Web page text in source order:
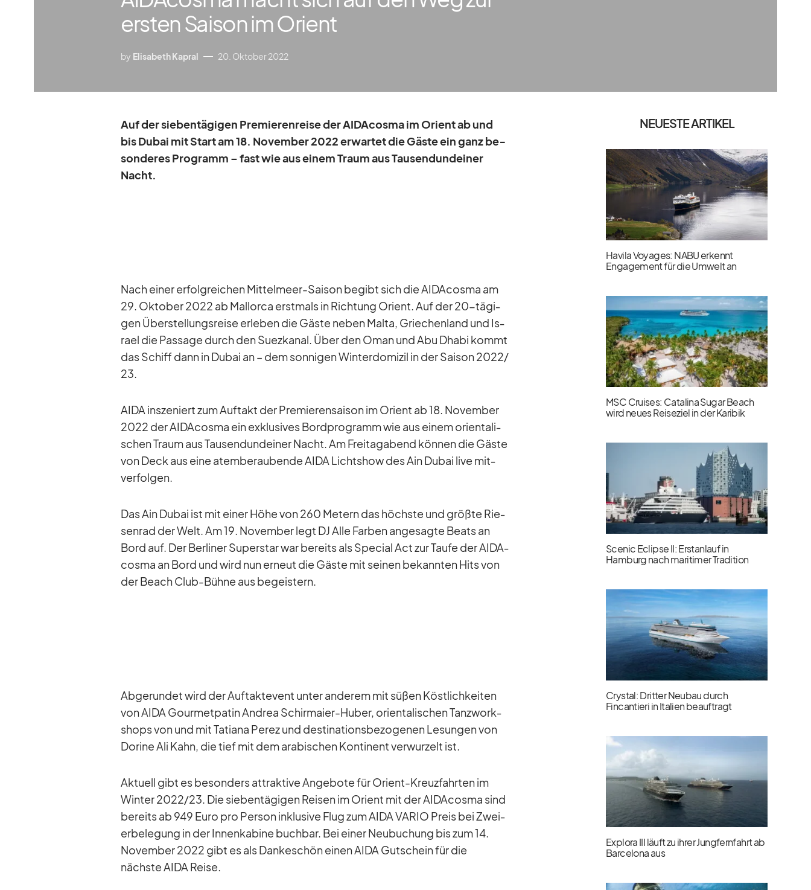
ersten Saison im Orient
by Elisabeth Kapral 20. Oktober 2022
Auf der sie­ben­tä­gi­gen Pre­mie­ren­reise der AI­DA­c­osma im Ori­ent ab und
bis Du­bai mit Start am 18. No­vem­ber 2022 er­war­tet die Gäste ein ganz be­
son­de­res Pro­gramm – fast wie aus ei­nem Traum aus Tau­send­und­ei­ner
Nacht.
Nach ei­ner er­folg­rei­chen Mit­tel­meer-Sai­son be­gibt sich die AI­DA­c­osma am
29. Ok­to­ber 2022 ab Mal­lorca erst­mals in Rich­tung Ori­ent. Auf der 20-tä­gi­
gen Über­stel­lungs­reise er­le­ben die Gäste ne­ben Malta, Grie­chen­land und Is­
rael die Pas­sage durch den Su­ez­ka­nal. Über den Oman und Abu Dhabi kommt
das Schiff dann in Du­bai an – dem son­ni­gen Win­ter­do­mi­zil in der Sai­son 2022/​
23.
AIDA in­sze­niert zum Auf­takt der Pre­mie­ren­sai­son im Ori­ent ab 18. No­vem­ber
2022 der AI­DA­c­osma ein ex­klu­si­ves Bord­pro­gramm wie aus ei­nem ori­en­ta­li­
schen Traum aus Tau­send­und­ei­ner Nacht. Am Frei­tag­abend kön­nen die Gäste
von Deck aus eine atem­be­rau­bende AIDA Licht­show des Ain Du­bai live mit­
ver­fol­gen.
Das Ain Du­bai ist mit ei­ner Höhe von 260 Me­tern das höchste und größte Rie­
sen­rad der Welt. Am 19. No­vem­ber legt DJ Alle Far­ben an­ge­sagte Beats an
Bord auf. Der Ber­li­ner Su­per­star war be­reits als Spe­cial Act zur Taufe der AI­DA­
c­osma an Bord und wird nun er­neut die Gäste mit sei­nen be­kann­ten Hits von
der Beach Club-Bühne aus be­geis­tern.
Ab­ge­run­det wird der Auf­tak­te­vent un­ter an­de­rem mit sü­ßen Köst­lich­kei­ten
von AIDA Gour­met­pa­tin An­drea Schirm­aier-Hu­ber, ori­en­ta­li­schen Tanz­work­
shops von und mit Ta­tiana Pe­rez und de­sti­na­ti­ons­be­zo­ge­nen Le­sun­gen von
Do­rine Ali Kahn, die tief mit dem ara­bi­schen Kon­ti­nent ver­wur­zelt ist.
Ak­tu­ell gibt es be­son­ders at­trak­tive An­ge­bote für Ori­ent-Kreuz­fahr­ten im
Win­ter 2022/​23. Die sie­ben­tä­gi­gen Rei­sen im Ori­ent mit der AI­DA­c­osma sind
be­reits ab 949 Euro pro Per­son in­klu­sive Flug zum AIDA VARIO Preis bei Zwei­
er­be­le­gung in der In­nen­ka­bine buch­bar. Bei ei­ner Neu­bu­chung bis zum 14.
No­vem­ber 2022 gibt es als Dan­ke­schön ei­nen AIDA Gut­schein für die
nächste AIDA Reise.
NEUESTE ARTIKEL
Havila Voyages: NABU erkennt
Engagement für die Umwelt an
MSC Cruises: Catalina Sugar Beach
wird neues Reiseziel in der Karibik
Scenic Eclipse II: Erstanlauf in
Hamburg nach maritimer Tradition
Crystal: Dritter Neubau durch
Fincantieri in Italien beauftragt
Explora III läuft zu ihrer Jungfernfahrt ab
Barcelona aus